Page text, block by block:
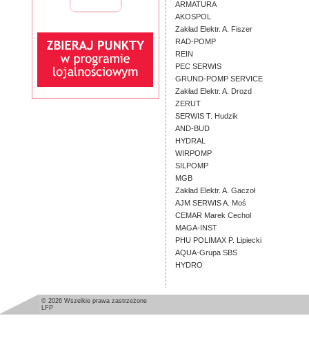
ARMATURA
AKOSPOL
Zakład Elektr. A. Fiszer
RAD-POMP
REIN
PEC SERWIS
GRUND-POMP SERVICE
Zakład Elektr. A. Drozd
ZERUT
SERWIS T. Hudzik
AND-BUD
HYDRAL
WIRPOMP
SILPOMP
MGB
Zakład Elektr. A. Gaczoł
AJM SERWIS A. Moś
CEMAR Marek Cechol
MAGA-INST
PHU POLIMAX P. Lipiecki
AQUA-Grupa SBS
HYDRO
© 2026 Wszelkie prawa zastrzeżone
LFP